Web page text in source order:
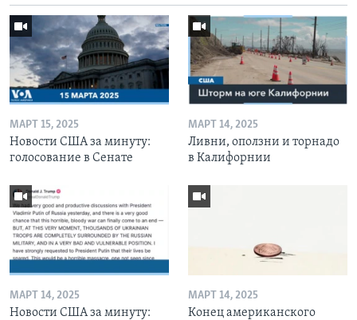
МАРТ 15, 2025
Новости США за минуту:
голосование в Сенате
МАРТ 14, 2025
Ливни, оползни и торнадо
в Калифорнии
МАРТ 14, 2025
Новости США за минуту:
МАРТ 14, 2025
Конец американского